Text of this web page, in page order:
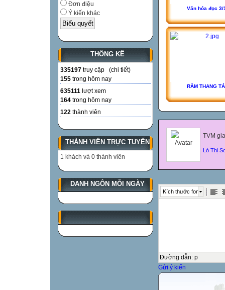
Đơn điệu
Ý kiến khác
THỐNG KÊ
335197 truy cập (chi tiết)
155 trong hôm nay
635111 lượt xem
164 trong hôm nay
122 thành viên
THÀNH VIÊN TRỰC TUYẾN
1 khách và 0 thành viên
DANH NGÔN MỖI NGÀY
Văn hóa đọc 3/
RẰM THANG
TVM
Lò Thị
Kích thước font
Đường dẫn: p
Gửi ý kiến